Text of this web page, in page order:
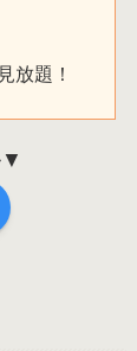
放題！
▼